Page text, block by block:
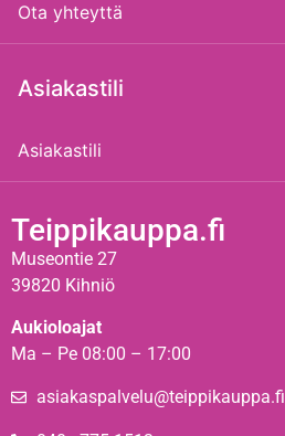
Ota yhteyttä
Asiakastili
Asiakastili
Teippikauppa.fi
Museontie 27
39820 Kihniö
Aukioloajat
Ma – Pe 08:00 – 17:00
asiakaspalvelu@teippikauppa.fi